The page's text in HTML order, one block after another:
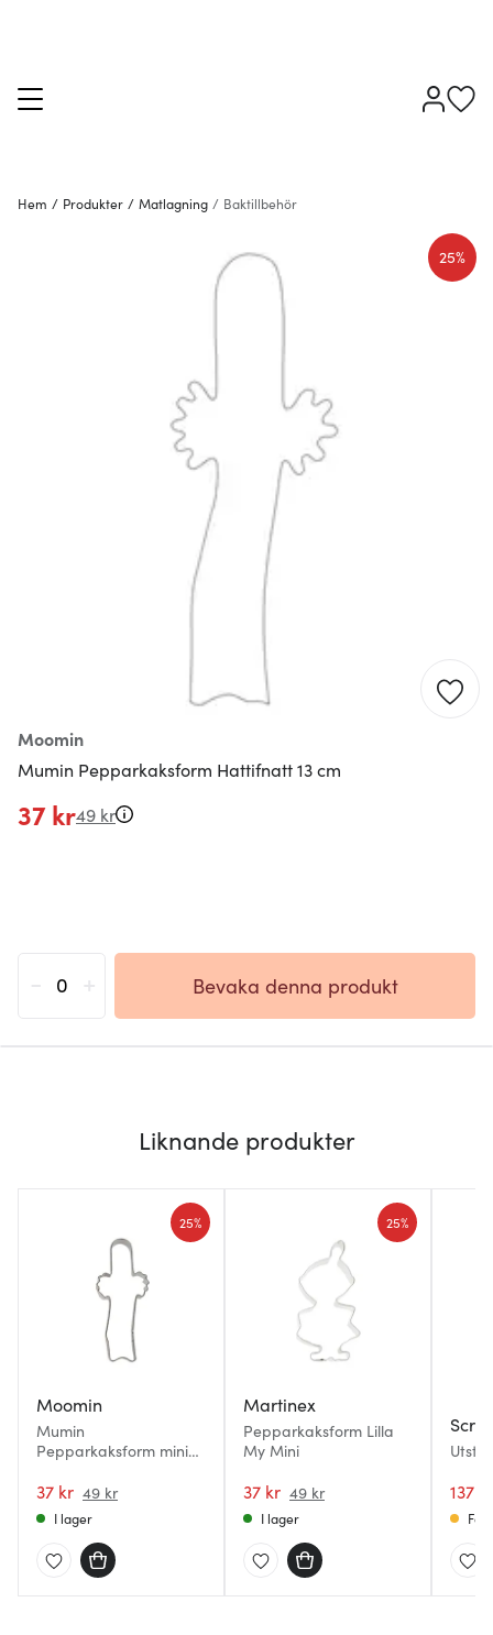
Hem / Produkter / Matlagning / Baktillbehör
Moomin
Mumin Pepparkaksform Hattifnatt 13 cm
25%
37 kr49 kr
Bevaka denna produkt
Liknande produkter
Moomin
Mumin
Pepparkaksform mini
37 kr 49 kr
25%
I lager
Martinex
Pepparkaksform Lilla
My Mini
37 kr 49 kr
25%
I lager
137 kr
Få